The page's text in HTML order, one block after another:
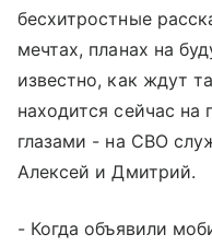
бесхитростные
мечтах, планах на
известно, как ждут
находится сейчас
глазами - на СВО
Алексей и Дмитрий.
- Когда объявили